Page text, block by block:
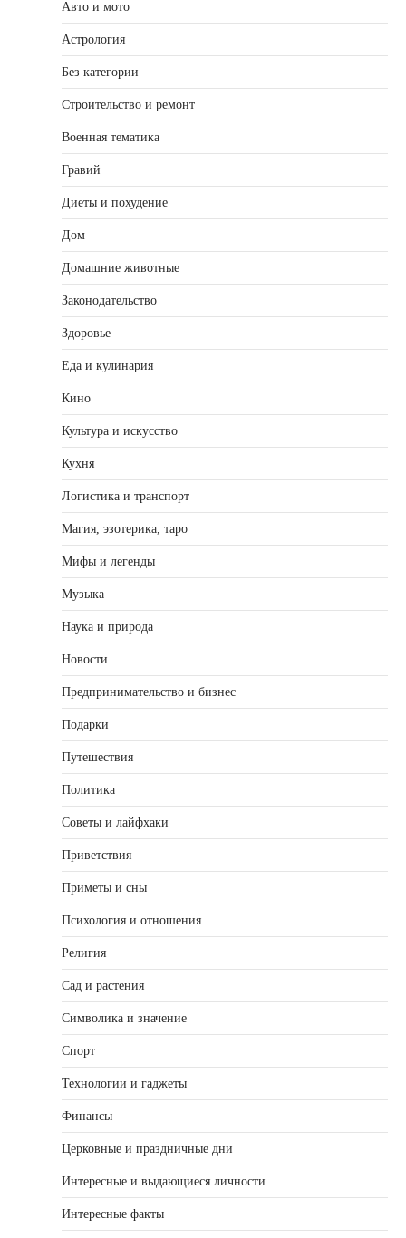
Авто и мото
Астрология
Без категории
Строительство и ремонт
Военная тематика
Гравий
Диеты и похудение
Дом
Домашние животные
Законодательство
Здоровье
Еда и кулинария
Кино
Культура и искусство
Кухня
Логистика и транспорт
Магия, эзотерика, таро
Мифы и легенды
Музыка
Наука и природа
Новости
Предпринимательство и бизнес
Подарки
Путешествия
Политика
Советы и лайфхаки
Приветствия
Приметы и сны
Психология и отношения
Религия
Сад и растения
Символика и значение
Спорт
Технологии и гаджеты
Финансы
Церковные и праздничные дни
Интересные и выдающиеся личности
Интересные факты